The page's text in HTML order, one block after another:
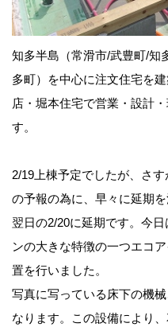
知多半島（常滑市/武豊町/知
多町）を中心に注文住宅を
店・堀本住宅で営業・設計
す。
2/19上棟予定でしたが、さ
の予報の為に、早々に延期を
翌日の2/20に延期です。今
ンの大きな特徴の一つエコ
置を行いました。
写真に写っている床下の機
なります。この設備により